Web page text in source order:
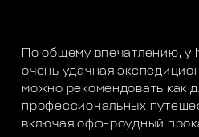
По общему впечатлению, у
очень удачная
можно рекомендовать как
профессиональных
включая офф-роудный